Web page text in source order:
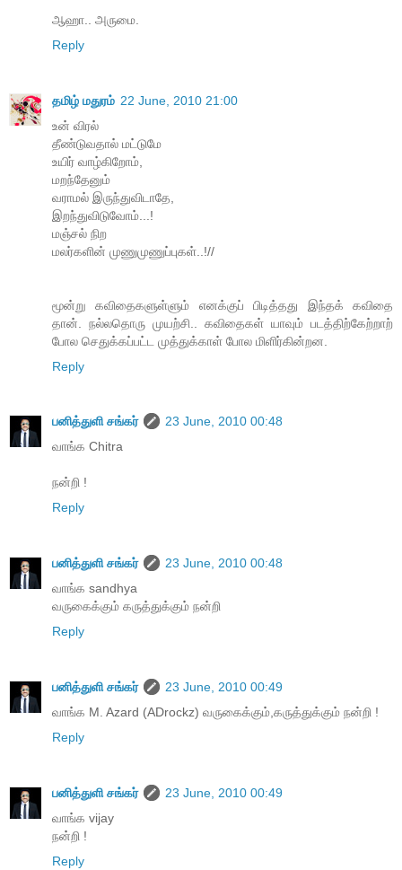
ஆஹா.. அருமை.
Reply
தமிழ் மதுரம் 22 June, 2010 21:00
உன் விரல்
தீண்டுவதால் மட்டுமே
உயிர் வாழ்கிறோம்,
மறந்தேனும்
வராமல் இருந்துவிடாதே,
இறந்துவிடுவோம்...!
மஞ்சல் நிற
மலர்களின் முணுமுணுப்புகள்..!//
மூன்று கவிதைகளுள்ளும் எனக்குப் பிடித்தது இந்தக் கவிதை
தான். நல்லதொரு முயற்சி.. கவிதைகள் யாவும் படத்திற்கேற்றாற்
போல செதுக்கப்பட்ட முத்துக்காள் போல மிளிர்கின்றன.
Reply
பனித்துளி சங்கர்
23 June, 2010 00:48
வாங்க Chitra
நன்றி !
Reply
பனித்துளி சங்கர்
23 June, 2010 00:48
வாங்க sandhya
வருகைக்கும் கருத்துக்கும் நன்றி
Reply
பனித்துளி சங்கர்
23 June, 2010 00:49
வாங்க M. Azard (ADrockz) வருகைக்கும்,கருத்துக்கும் நன்றி !
Reply
பனித்துளி சங்கர்
23 June, 2010 00:49
வாங்க vijay
நன்றி !
Reply